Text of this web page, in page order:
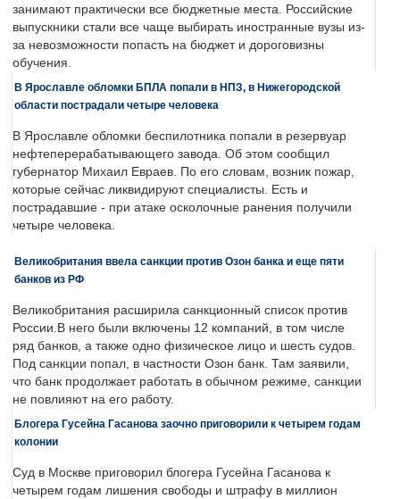
занимают практически все бюджетные места. Российские
выпускники стали все чаще выбирать иностранные вузы из-
за невозможности попасть на бюджет и дороговизны
обучения.
В Ярославле обломки БПЛА попали в НПЗ, в Нижегородской
области пострадали четыре человека
В Ярославле обломки беспилотника попали в резервуар
нефтеперерабатывающего завода. Об этом сообщил
губернатор Михаил Евраев. По его словам, возник пожар,
которые сейчас ликвидируют специалисты. Есть и
пострадавшие - при атаке осколочные ранения получили
четыре человека.
Великобритания ввела санкции против Озон банка и еще пяти
банков из РФ
Великобритания расширила санкционный список против
России.В него были включены 12 компаний, в том числе
ряд банков, а также одно физическое лицо и шесть судов.
Под санкции попал, в частности Озон банк. Там заявили,
что банк продолжает работать в обычном режиме, санкции
не повлияют на его работу.
Блогера Гусейна Гасанова заочно приговорили к четырем годам
колонии
Суд в Москве приговорил блогера Гусейна Гасанова к
четырем годам лишения свободы и штрафу в миллион